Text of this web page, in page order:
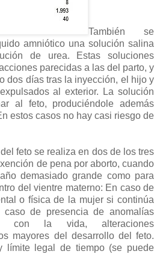
También se
amniótico una solución salina
de urea. Estas soluciones
parecidas a las del parto, y
dos días tras la inyección, el hijo y
al exterior. La solución
al feto, produciéndole además
estos casos no hay casi riesgo de
feto se realiza en dos de los tres
de pena por aborto, cuando
demasiado grande como para
del vientre materno: En caso de
o física de la mujer si continúa
de presencia de anomalías
con la vida, alteraciones
mayores del desarrollo del feto.
límite legal de tiempo (se puede